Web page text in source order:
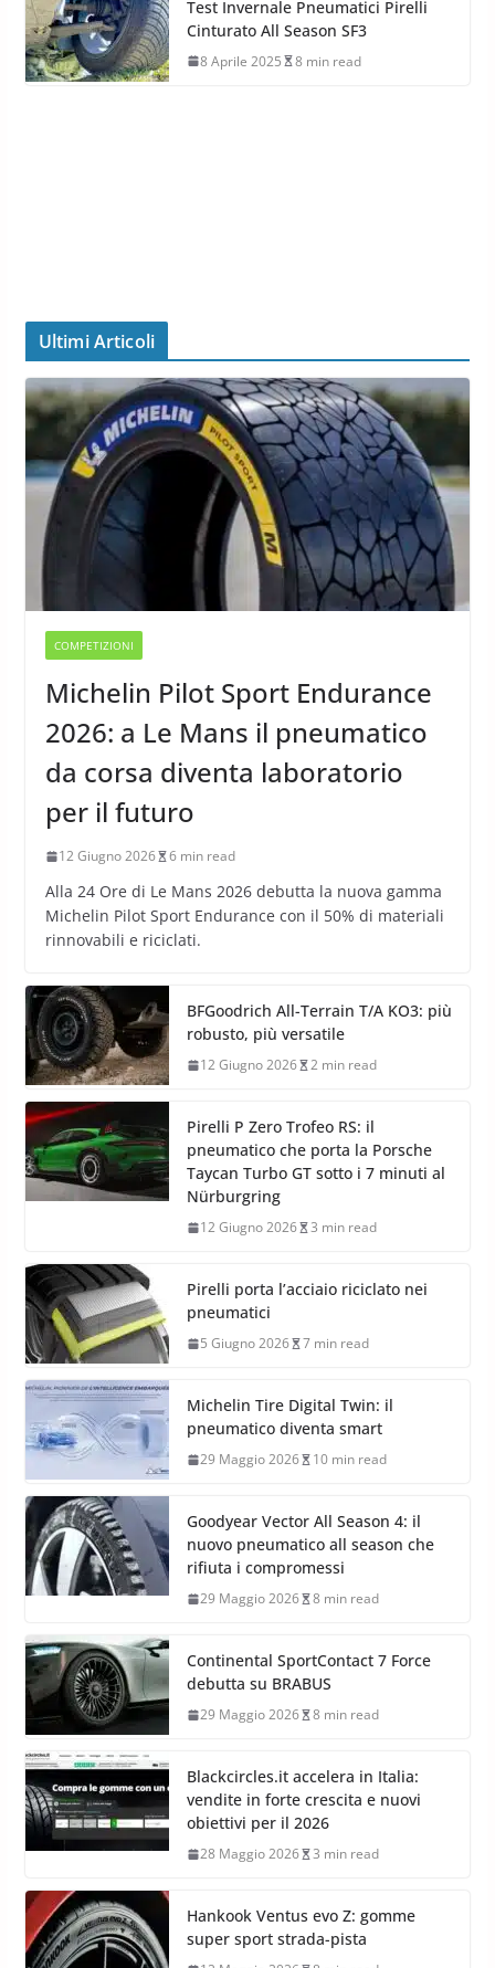
Test Invernale Pneumatici Pirelli
Cinturato All Season SF3
8 Aprile 2025 8 min read
Ultimi Articoli
Michelin Pilot Sport Endurance
2026: a Le Mans il pneumatico
da corsa diventa laboratorio
per il futuro
Alla 24 Ore di Le Mans 2026 debutta la nuova gamma
Michelin Pilot Sport Endurance con il 50% di materiali
rinnovabili e riciclati.
BFGoodrich All-Terrain T/A KO3: più
robusto, più versatile
12 Giugno 2026 2 min read
Pirelli P Zero Trofeo RS: il
Taycan Turbo GT sotto i 7 minuti al
Nürburgring
12 Giugno 2026 3 min read
Pirelli porta l’acciaio riciclato nei
pneumatici
5 Giugno 2026 7 min read
Michelin Tire Digital Twin: il
pneumatico diventa smart
29 Maggio 2026 10 min read
nuovo pneumatico all season che
rifiuta i compromessi
29 Maggio 2026 8 min read
Continental SportContact 7 Force
debutta su BRABUS
29 Maggio 2026 8 min read
vendite in forte crescita e nuovi
obiettivi per il 2026